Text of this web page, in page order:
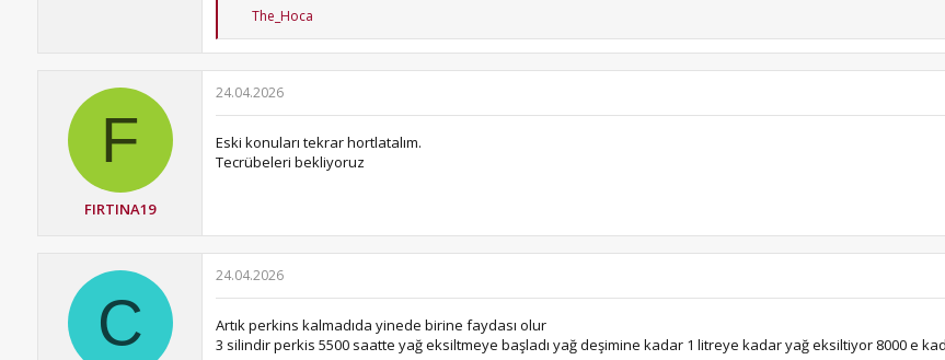
T
p
l
e
r
:
The_Hoca
F
FIRTINA19
24.04.2026
Eski konuları tekrar hortlatalım.
Tecrübeleri bekliyoruz
C
24.04.2026
Artık perkins kalmadıda yinede birine faydası olur
3 silindir perkis 5500 saatte yağ eksiltmeye başladı yağ deşimine kadar 1 litreye kadar yağ eksiltiyor 8000 e